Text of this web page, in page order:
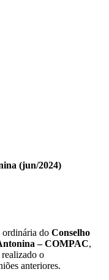
(jun/2024)
do Conselho
– COMPAC,
o
anteriores.